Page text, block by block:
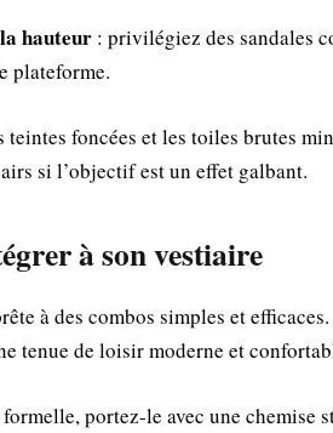
hauteur : privilégiez des sandales
plateforme.
teintes foncées et les toiles brutes
si l’objectif est un effet galbant.
à son vestiaire
à des combos simples et
tenue de loisir moderne et
portez-le avec une chemise